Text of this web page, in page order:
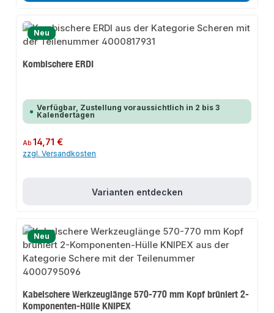
Neu
Kombischere ERDI
Verfügbar, Zustellung voraussichtlich in 2 bis 3
Kalendertagen
Regulärer Preis:
Ab14,71 €
zzgl. Versandkosten
Varianten entdecken
Neu
Kabelschere Werkzeuglänge 570-770 mm Kopf brüniert 2-
Komponenten-Hülle KNIPEX